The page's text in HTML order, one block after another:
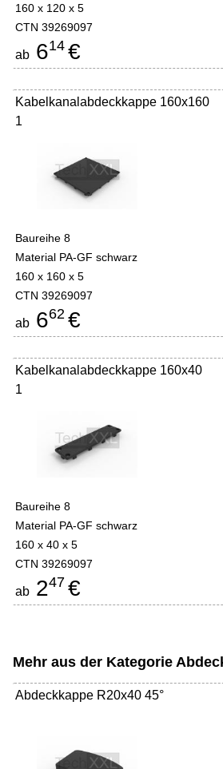
160 x 120 x 5
CTN 39269097
ab 614 €
Kabelkanalabdeckkappe 160x160
1
Baureihe 8
Material PA-GF schwarz
160 x 160 x 5
CTN 39269097
ab 662 €
Kabelkanalabdeckkappe 160x40
1
Baureihe 8
Material PA-GF schwarz
160 x 40 x 5
CTN 39269097
ab 247 €
Mehr aus der Kategorie
Abdeckkappe R20x40 45°